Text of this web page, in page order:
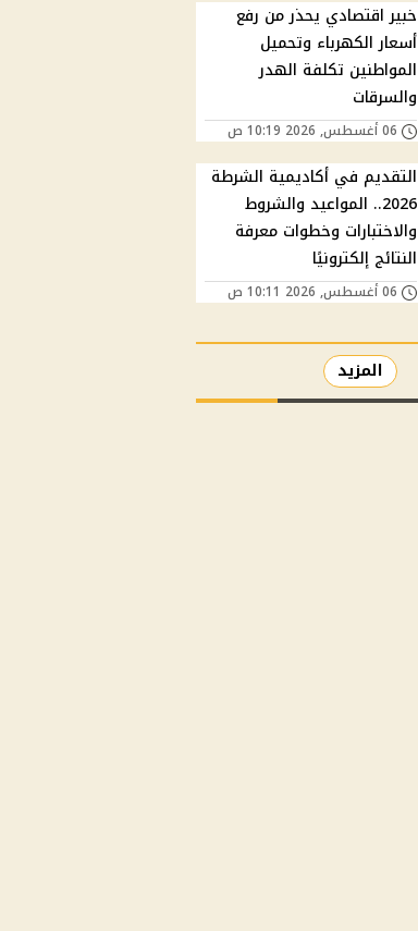
خبير اقتصادي يحذر من رفع
أسعار الكهرباء وتحميل
المواطنين تكلفة الهدر
والسرقات
06 أغسطس, 2026 10:19 ص
التقديم في أكاديمية الشرطة
2026.. المواعيد والشروط
والاختبارات وخطوات معرفة
النتائج إلكترونيًا
06 أغسطس, 2026 10:11 ص
المزيد